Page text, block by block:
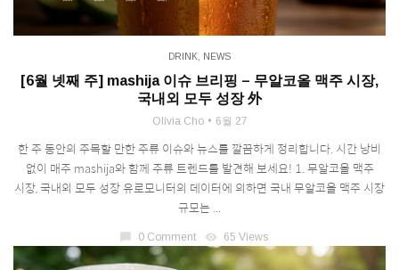
DRINK, NEWS
[6월 넷째 주] mashija 이슈 브리핑 – 무알코올 맥주 시장,
국내외 모두 성장 外
Olivia Cho 6월 27
한 주 동안의 주목할 만한 주류 이슈와 뉴스를 깔끔하게 정리합니다. 시간 낭비
없이 매주 mashija와 함께 주류 트렌드를 발견해 보세요! 1. 무알코올 맥주
시장, 국내외 모두 성장 유로모니터의 데이터에 의하면 국내 무알코올 맥주 시장
규모는 ...
chat_bubble 0 Comment visibility 65 Views